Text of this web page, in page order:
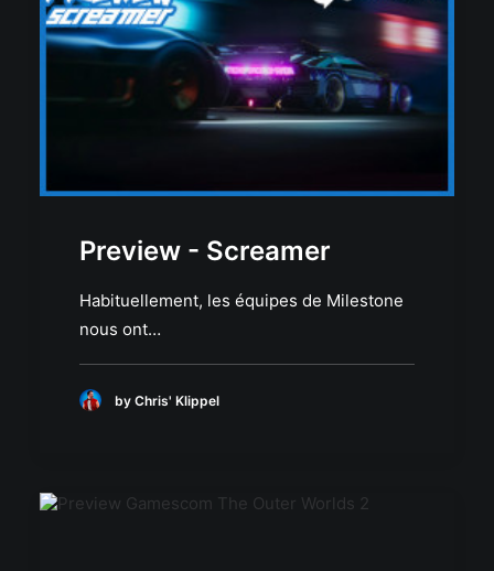
Preview - Screamer
Habituellement, les équipes de Milestone
nous ont…
by Chris' Klippel